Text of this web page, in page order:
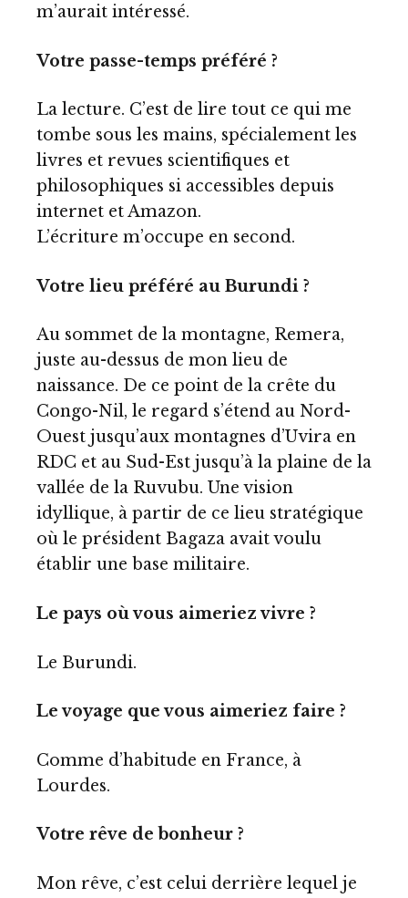
m’aurait intéressé.
Votre passe-temps préféré ?
La lecture. C’est de lire tout ce qui me
tombe sous les mains, spécialement les
livres et revues scientifiques et
philosophiques si accessibles depuis
internet et Amazon.
L’écriture m’occupe en second.
Votre lieu préféré au Burundi ?
Au sommet de la montagne, Remera,
juste au-dessus de mon lieu de
naissance. De ce point de la crête du
Congo-Nil, le regard s’étend au Nord-
Ouest jusqu’aux montagnes d’Uvira en
RDC et au Sud-Est jusqu’à la plaine de la
vallée de la Ruvubu. Une vision
idyllique, à partir de ce lieu stratégique
où le président Bagaza avait voulu
établir une base militaire.
Le pays où vous aimeriez vivre ?
Le Burundi.
Le voyage que vous aimeriez faire ?
Comme d’habitude en France, à
Lourdes.
Votre rêve de bonheur ?
Mon rêve, c’est celui derrière lequel je